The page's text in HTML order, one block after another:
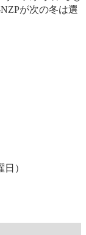
が次の冬は選
）